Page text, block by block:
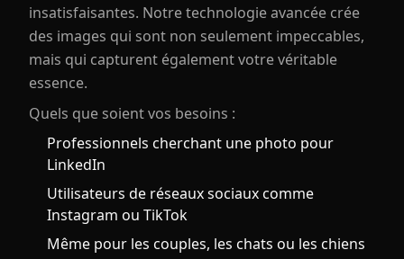
insatisfaisantes. Notre technologie avancée crée
des images qui sont non seulement impeccables,
mais qui capturent également votre véritable
essence.
Quels que soient vos besoins :
Professionnels cherchant une photo pour
LinkedIn
Utilisateurs de réseaux sociaux comme
Instagram ou TikTok
Même pour les couples, les chats ou les chiens